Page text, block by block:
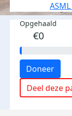
Opgehaald
€0
Doneer
Deel deze